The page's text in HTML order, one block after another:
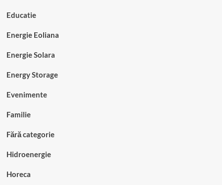
Educatie
Energie Eoliana
Energie Solara
Energy Storage
Evenimente
Familie
Fără categorie
Hidroenergie
Horeca